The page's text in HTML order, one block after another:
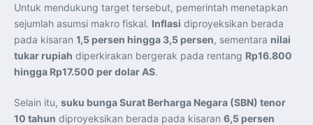
Untuk mendukung target tersebut, pemerintah menetapkan
sejumlah asumsi makro fiskal. Inflasi diproyeksikan berada
pada kisaran 1,5 persen hingga 3,5 persen, sementara nilai
tukar rupiah diperkirakan bergerak pada rentang Rp16.800
hingga Rp17.500 per dolar AS.
Selain itu, suku bunga Surat Berharga Negara (SBN) tenor
10 tahun diproyeksikan berada pada kisaran 6,5 persen